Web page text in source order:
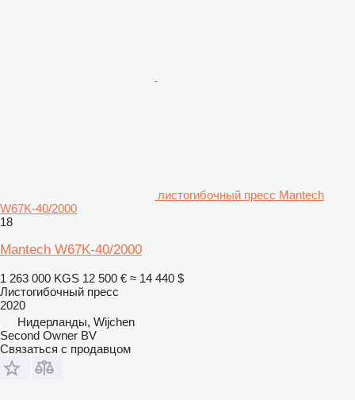
листогибочный пресс Mantech
W67K-40/2000
18
Mantech W67K-40/2000
1 263 000 KGS 12 500 € ≈ 14 440 $
Листогибочный пресс
2020
Нидерланды, Wijchen
Second Owner BV
Связаться с продавцом